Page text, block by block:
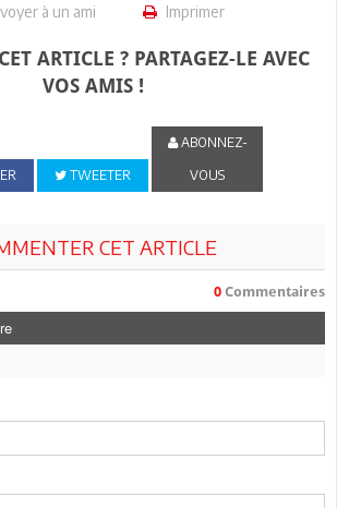
à un ami Imprimer
ARTICLE ? PARTAGEZ-LE AVEC
VOS AMIS !
TWEETER
ABONNEZ-
VOUS
CET ARTICLE
0 Commentaires